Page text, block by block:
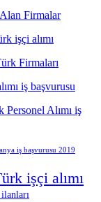
Firmalar
işçi alımı
Firmaları
iş başvurusu
Alımı iş
iş başvurusu 2019
işçi alımı